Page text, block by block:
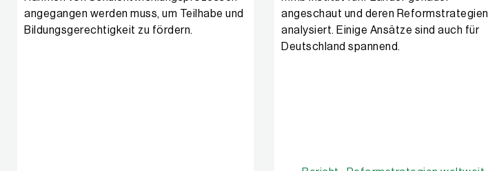
angegangen werden muss, um Teilhabe und
Bildungsgerechtigkeit zu fördern.
angeschaut und deren Reformstrategien
analysiert. Einige Ansätze sind auch für
Deutschland spannend.